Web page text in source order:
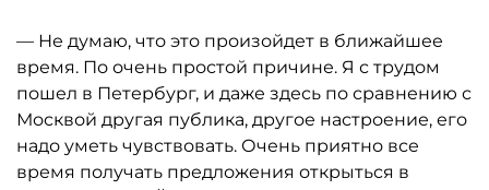
— Не думаю, что это произойдет в ближайшее
время. По очень простой причине. Я с трудом
пошел в Петербург, и даже здесь по сравнению с
Москвой другая публика, другое настроение, его
надо уметь чувствовать. Очень приятно все
время получать предложения открыться в